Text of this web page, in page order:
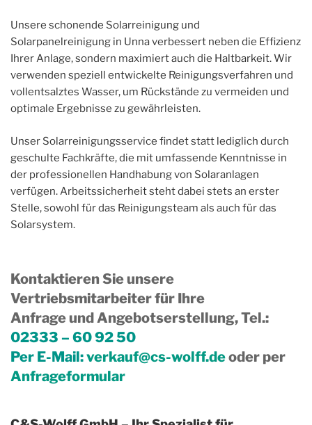
Unsere schonende Solarreinigung und
Solarpanelreinigung in Unna verbessert neben die Effizienz
Ihrer Anlage, sondern maximiert auch die Haltbarkeit. Wir
verwenden speziell entwickelte Reinigungsverfahren und
vollentsalztes Wasser, um Rückstände zu vermeiden und
optimale Ergebnisse zu gewährleisten.
Unser Solarreinigungsservice findet statt lediglich durch
geschulte Fachkräfte, die mit umfassende Kenntnisse in
der professionellen Handhabung von Solaranlagen
verfügen. Arbeitssicherheit steht dabei stets an erster
Stelle, sowohl für das Reinigungsteam als auch für das
Solarsystem.
Kontaktieren Sie unsere
Vertriebsmitarbeiter für Ihre
Anfrage und Angebotserstellung, Tel.:
02333 – 60 92 50
Per E-Mail:verkauf@cs-wolff.deoder per
Anfrageformular